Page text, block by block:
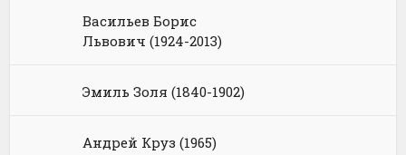
Васильев Борис
Львович (1924-2013)
Эмиль Золя (1840-1902)
Андрей Круз (1965)